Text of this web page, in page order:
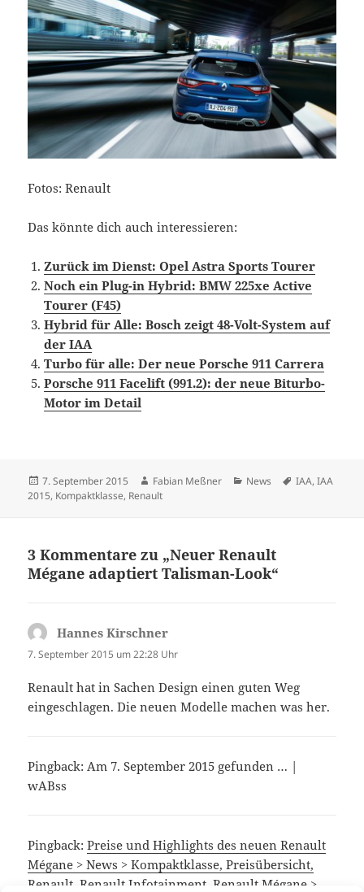
Fotos: Renault
Das könnte dich auch interessieren:
Zurück im Dienst: Opel Astra Sports Tourer
Noch ein Plug-in Hybrid: BMW 225xe Active
Tourer (F45)
Hybrid für Alle: Bosch zeigt 48-Volt-System auf
der IAA
Turbo für alle: Der neue Porsche 911 Carrera
Porsche 911 Facelift (991.2): der neue Biturbo-
Motor im Detail
Veröffentlicht
am
7. September 2015 Autor
Fabian Meßner Kategorien
News Schlagwörter
IAA,IAA
2015, Kompaktklasse, Renault
3 Kommentare zu „Neuer Renault
Mégane adaptiert Talisman-Look“
Hannes Kirschner
7. September 2015 um 22:28 Uhr
Renault hat in Sachen Design einen guten Weg
eingeschlagen. Die neuen Modelle machen was her.
Pingback: Am 7. September 2015 gefunden … |
wABss
Pingback:Preise und Highlights des neuen Renault
Mégane > News > Kompaktklasse, Preisübersicht,
Renault, Renault Infotainment, Renault Mégane >